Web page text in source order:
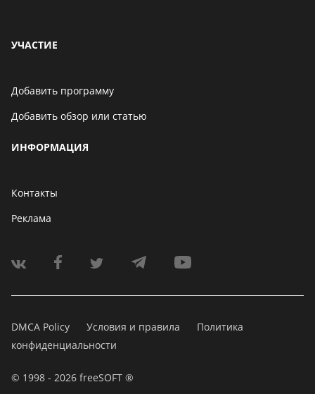
УЧАСТИЕ
Добавить программу
Добавить обзор или статью
ИНФОРМАЦИЯ
Контакты
Реклама
DMCA Policy Условия и правила
Политика
конфиденциальности
© 1998 - 2026 freeSOFT ®